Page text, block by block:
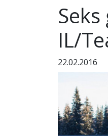
IL/
22.02.2016